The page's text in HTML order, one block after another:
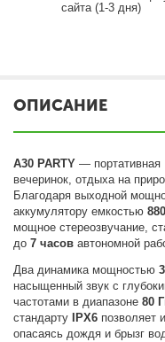
сайта (1-3 дня)
ОПИСАНИЕ
A30 PARTY — портативная
вечеринок, отдыха на
Благодаря выходной
аккумулятору емкостью
мощное стереозвучание,
до7 часов автономной
Два динамика мощностью
насыщенный звук с
частотами в диапазоне80
стандарту
IPX6 позволяет
опасаясь дождя и брызг